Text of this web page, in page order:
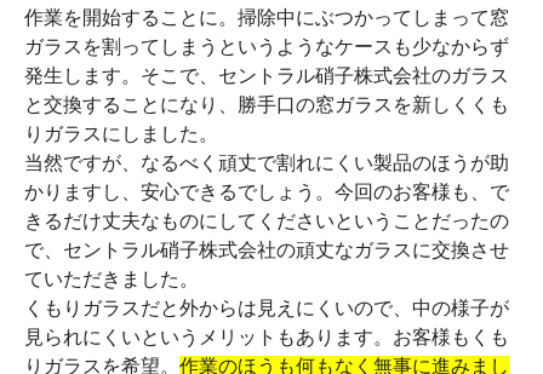
作業を開始することに。掃除中にぶつかってしまって窓
ガラスを割ってしまうというようなケースも少なからず
発生します。そこで、セントラル硝子株式会社のガラス
と交換することになり、勝手口の窓ガラスを新しくくも
りガラスにしました。
当然ですが、なるべく頑丈で割れにくい製品のほうが助
かりますし、安心できるでしょう。今回のお客様も、で
きるだけ丈夫なものにしてくださいということだったの
で、セントラル硝子株式会社の頑丈なガラスに交換させ
ていただきました。
くもりガラスだと外からは見えにくいので、中の様子が
見られにくいというメリットもあります。お客様もくも
りガラスを希望。 作業のほうも何もなく無事に進みまし